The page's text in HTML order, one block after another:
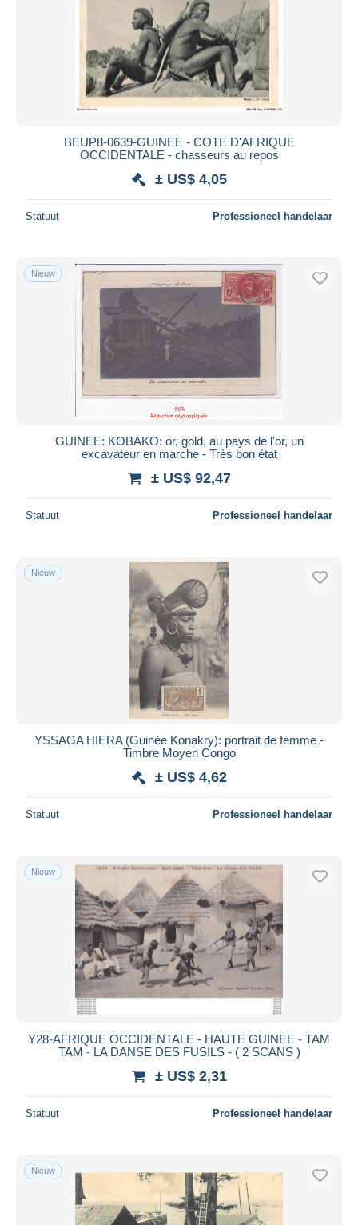
BEUP8-0639-GUINEE - COTE D'AFRIQUE
OCCIDENTALE - chasseurs au repos
± US$ 4,05
Statuut Professioneel handelaar
Nieuw
GUINEE: KOBAKO: or, gold, au pays de l'or, un
excavateur en marche - Très bon état
± US$ 92,47
Statuut Professioneel handelaar
Nieuw
YSSAGA HIERA (Guinée Konakry): portrait de femme -
Timbre Moyen Congo
± US$ 4,62
Statuut Professioneel handelaar
Nieuw
Y28-AFRIQUE OCCIDENTALE - HAUTE GUINEE - TAM
TAM - LA DANSE DES FUSILS - ( 2 SCANS )
± US$ 2,31
Statuut Professioneel handelaar
Nieuw